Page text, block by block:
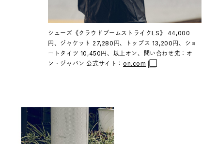
シューズ《クラウドブームストライクLS》 44,000
円、ジャケット 27,280円、トップス 13,200円、ショ
ートタイツ 10,450円、以上オン、問い合わせ先：オ
ン・ジャパン 公式サイト：on.com